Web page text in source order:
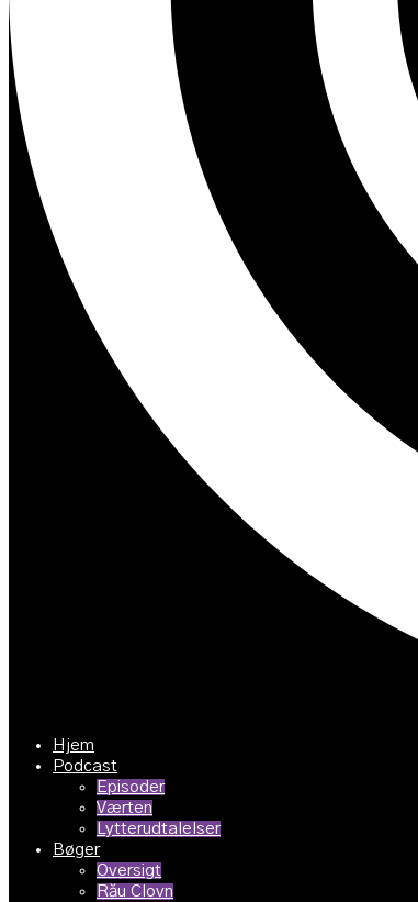
Hjem
Podcast
Episoder
Værten
Lytterudtalelser
Bøger
Oversigt
Rău Clovn